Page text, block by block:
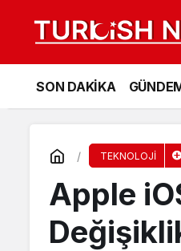
SON DAKİKA
TEKNOLOJİ
Apple